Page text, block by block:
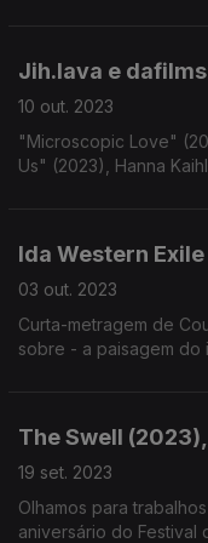
Jih.lava e dafilms
10 out. 2023
"Microscopic Love"
Us" (2023), Hanna
Ida Western
03 out. 2023
Curta-metragem de
sobre - a paisagem do
The Swell
19 set. 2023
Olhamos para
aniversário do Festival